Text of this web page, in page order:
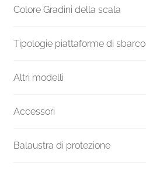
Colore Gradini della scala
Tipologie piattaforme di sbarco
Altri modelli
Accessori
Balaustra di protezione